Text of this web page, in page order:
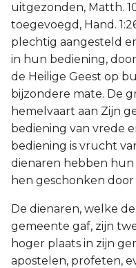
uitgezonden, Matth.
toegevoegd, Hand.
plechtig aangesteld
in hun bediening,
de Heilige Geest op
bijzondere mate. De
hemelvaart aan Zijn
bediening van vrede
bediening is vrucht
dienaren hebben hun
hen geschonken door
De dienaren, welke
gemeente gaf, zijn
hoger plaats in zijn
apostelen, profeten,